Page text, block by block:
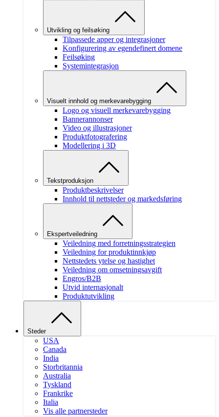
Utvikling og feilsøking
Tilpassede apper og integrasjoner
Konfigurering av egendefinert domene
Feilsøking
Systemintegrasjon
Visuelt innhold og merkevarebygging
Logo og visuell merkevarebygging
Bannerannonser
Video og illustrasjoner
Produktfotografering
Modellering i 3D
Tekstproduksjon
Produktbeskrivelser
Innhold til nettsteder og markedsføring
Ekspertveiledning
Veiledning med forretningsstrategien
Veiledning for produktinnkjøp
Nettstedets ytelse og hastighet
Veiledning om omsetningsavgift
Engros/B2B
Utvid internasjonalt
Produktutvikling
Steder
USA
Canada
India
Storbritannia
Australia
Tyskland
Frankrike
Italia
Vis alle partnersteder